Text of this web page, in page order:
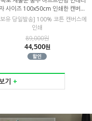
사이즈 100x50cm 인쇄한 캔버스
판넬
유 당일발송] 100% 코튼 캔버스에
인쇄
89,000원
44,500원
기 +